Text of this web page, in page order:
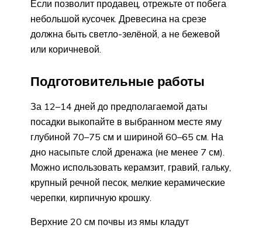
Если позволит продавец, отрежьте от побега
небольшой кусочек. Древесина на срезе
должна быть светло-зелёной, а не бежевой
или коричневой.
Подготовительные работы
За 12–14 дней до предполагаемой даты
посадки выкопайте в выбранном месте яму
глубиной 70–75 см и шириной 60–65 см. На
дно насыпьте слой дренажа (не менее 7 см).
Можно использовать керамзит, гравий, гальку,
крупный речной песок, мелкие керамические
черепки, кирпичную крошку.
Верхние 20 см почвы из ямы кладут